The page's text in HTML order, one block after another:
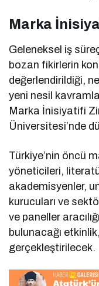
Marka
Geleneksel iş
bozan fikirlerin
değerlendirildiği,
yeni nesil
Marka İnisiyatifi
Üniversitesi’nde
Türkiye’nin öncü
yöneticileri,
akademisyenler,
kurucuları ve
ve paneller
bulunacağı
gerçekleştirilecek.